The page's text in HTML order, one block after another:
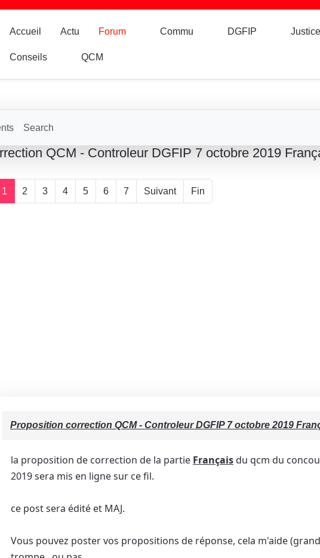
Accueil Actu Forum Commu DGFIP
Conseils QCM
Search
QCM - Controleur DGFIP 7 octobre 2019
1 2 3 4 5 6 7 Suivant Fin
Proposition correction QCM - Controleur DGFIP 7 octobre 2019
la proposition de correction de la partie Françaisdu qcm du
2019 sera mis en ligne sur ce fil.
ce post sera édité et MAJ.
Vous pouvez poster vos propositions de réponse, cela m'aide